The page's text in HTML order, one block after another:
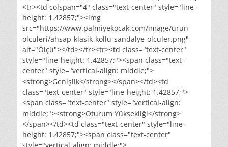
<tr><td colspan="4" class="text-center" style="line-
height: 1.42857;"><img
src="https://www.palmiyekocak.com/image/urun-
olculeri/ahsap-klasik-kollu-sandalye-olculer.png"
alt="Ölçü"></td></tr><tr><td class="text-center"
style="line-height: 1.42857;"><span class="text-
center" style="vertical-align: middle;">
<strong>Genişlik</strong></span></td><td
class="text-center" style="line-height: 1.42857;">
<span class="text-center" style="vertical-align:
middle;"><strong>Oturum Yüksekliği</strong>
</span></td><td class="text-center" style="line-
height: 1.42857;"><span class="text-center"
style="vertical-align: middle;">